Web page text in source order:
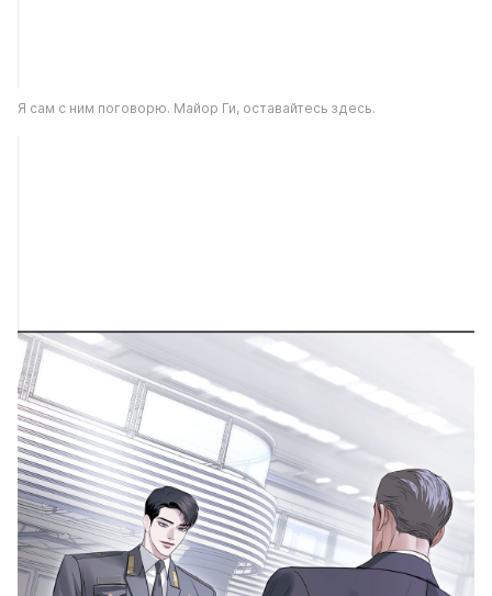
Я сам с ним поговорю. Майор Ги, оставайтесь здесь.